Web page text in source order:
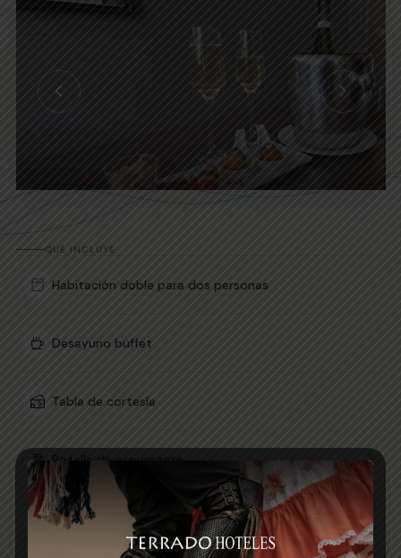
QUÉ INCLUYE
Habitación doble para dos personas
Desayuno buffet
Tabla de cortesía
Botella de espumante
Cena sugerencia del chef